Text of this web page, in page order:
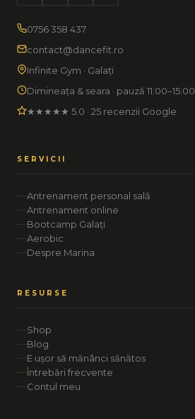
0756 358 437
contact@dancefit.ro
Infinite Gym · Galați
Dimineața & seara · pauză 11:00–15:00
★★★★★ 5.0 · 25 recenzii Google
SERVICII
Antrenament personal sală
Antrenament online
Bootcamp Galați
Aerobic
Despre Marina
RESURSE
Shop
Blog
E ușor să mănânci sănătos
Întrebări frecvente
Contul meu